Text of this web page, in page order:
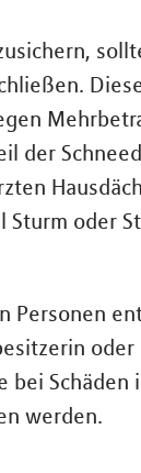
der
Sturm oder
Personen
oder
bei Schäden
werden.